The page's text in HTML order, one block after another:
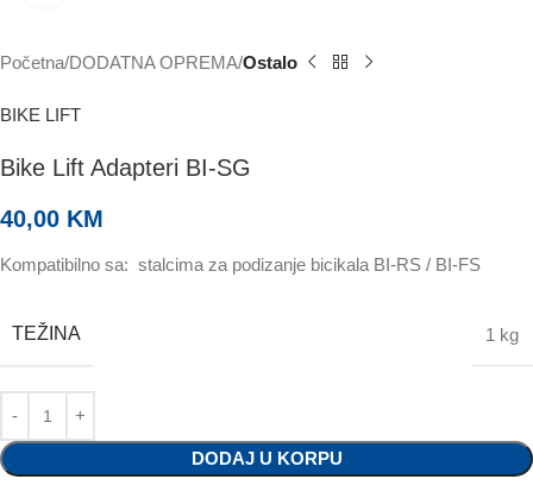
Početna DODATNA OPREMA Ostalo
BIKE LIFT
Bike Lift Adapteri BI-SG
40,00 KM
Kompatibilno sa: stalcima za podizanje bicikala BI-RS / BI-FS
TEŽINA 1 kg
DODAJ U KORPU